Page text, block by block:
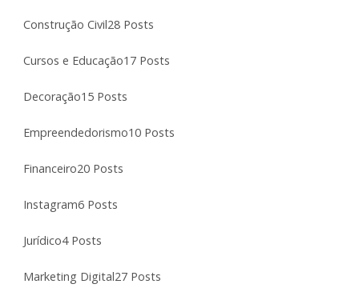
Construção Civil28 Posts
Cursos e Educação17 Posts
Decoração15 Posts
Empreendedorismo10 Posts
Financeiro20 Posts
Instagram6 Posts
Jurídico4 Posts
Marketing Digital27 Posts